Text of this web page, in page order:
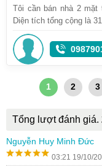
Tôi cần bán nhà 2 mặt
Diện tích tổng cộng là
1 2 3
Tổng lượt đánh giá.
Nguyễn Huy Minh Đức
03:21 19/10/